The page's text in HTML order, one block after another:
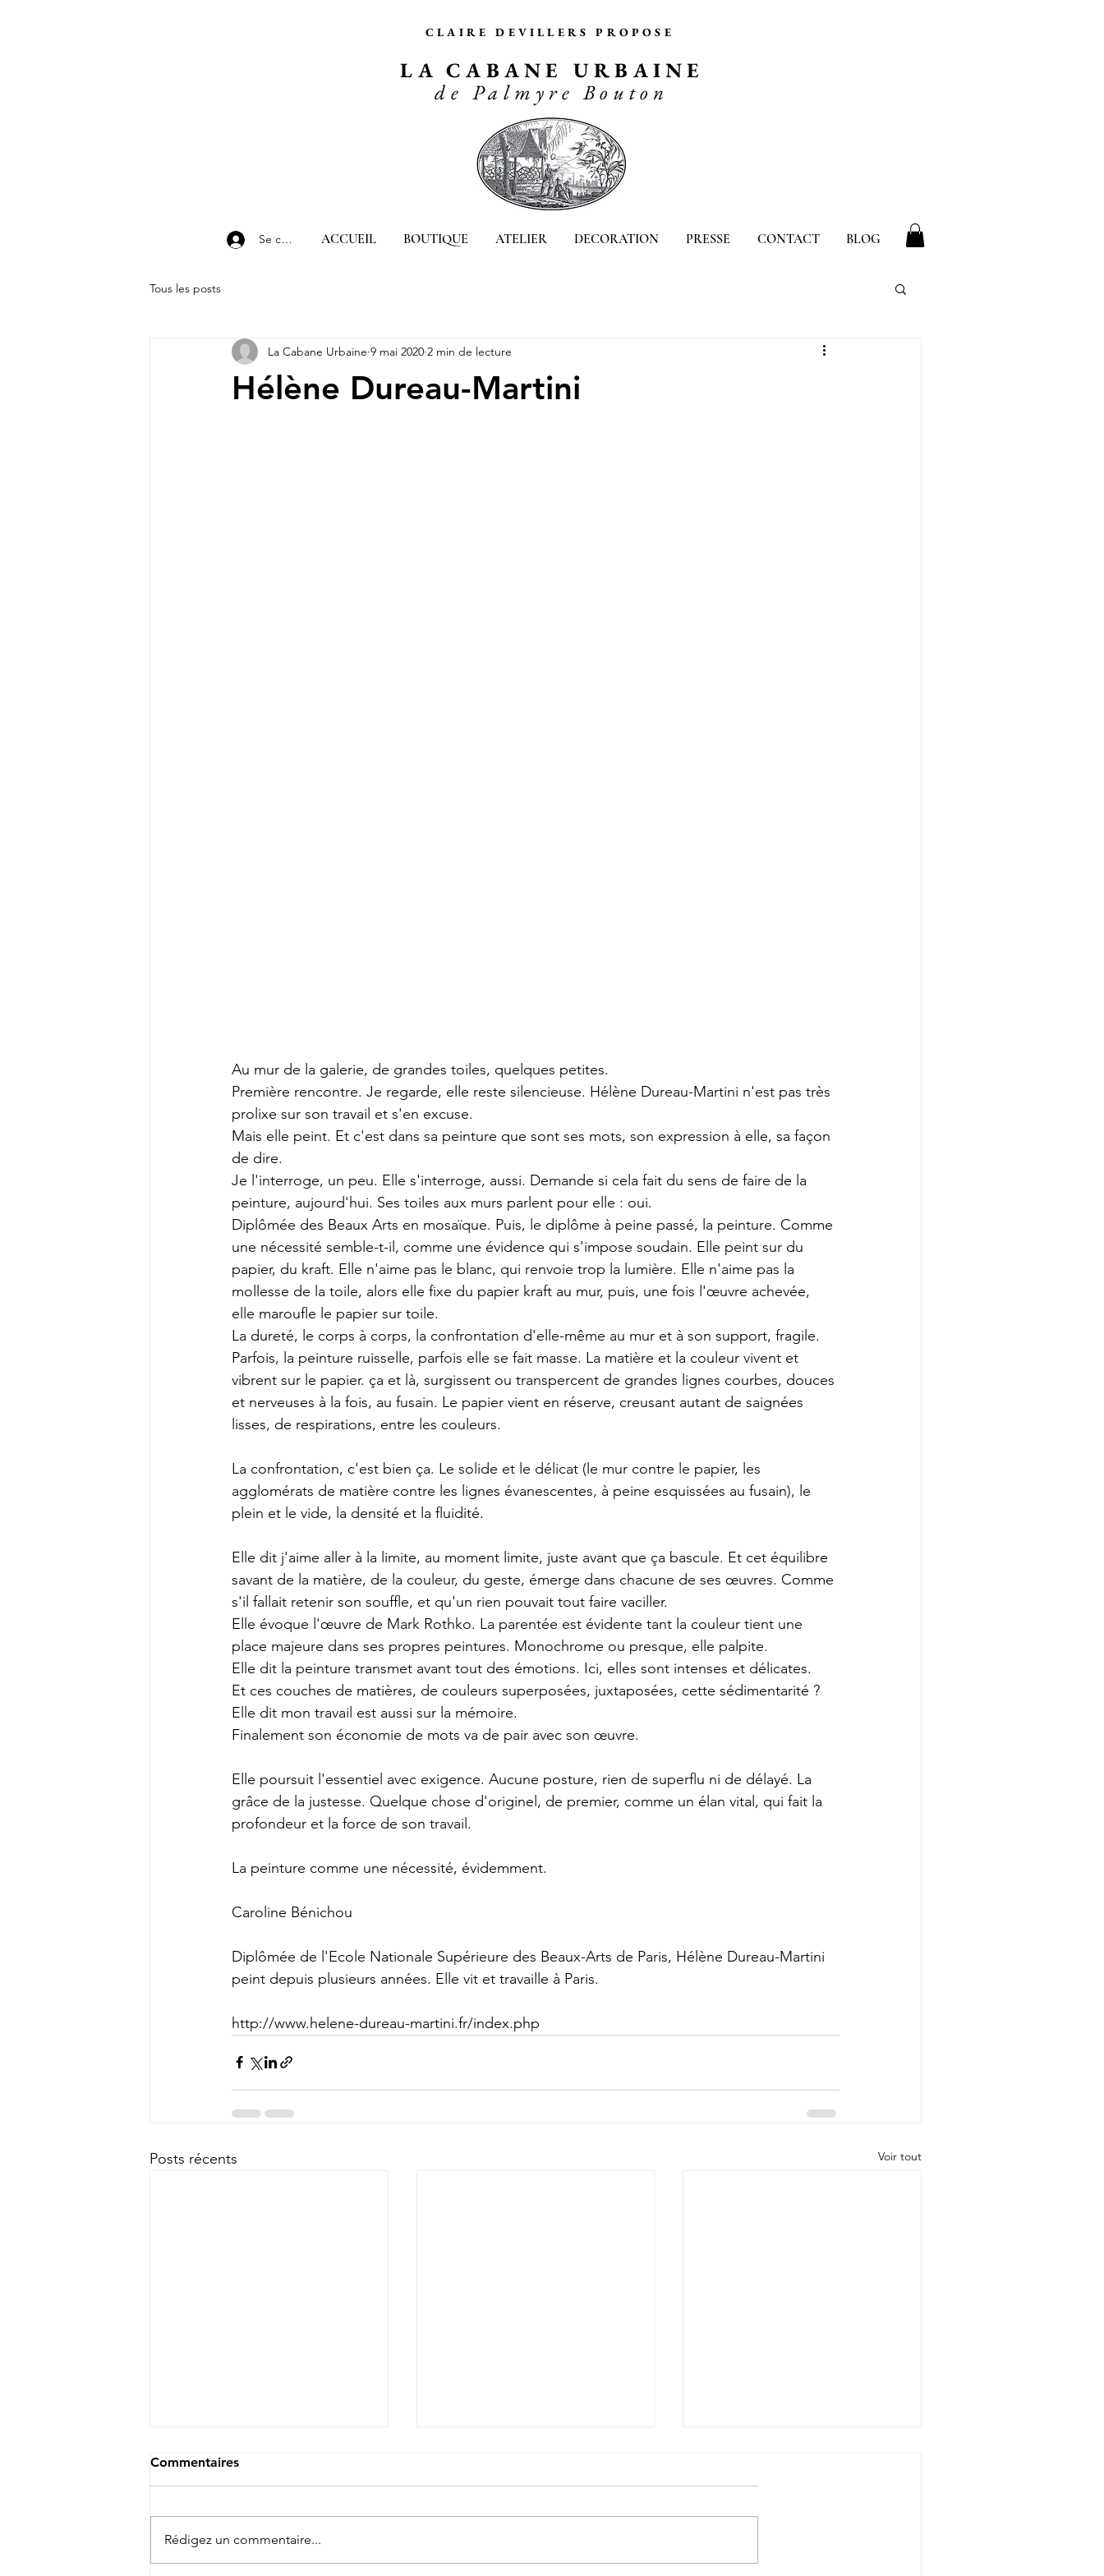
CLAIRE DEVILLERS PROPOSE
LA CABANE URBAINE
de Palmyre Bouton
Se connecterACCUEIL BOUTIQUE ATELIER DECORATION PRESSE CONTACT BLOG
Tous les posts
Hélène Dureau-Martini
La Cabane Urbaine 9 mai 2020 2 min de lecture
Au mur de la galerie, de grandes toiles, quelques petites.
Première rencontre. Je regarde, elle reste silencieuse. Hélène Dureau-Martini n'est pas très
prolixe sur son travail et s'en excuse.
Mais elle peint. Et c'est dans sa peinture que sont ses mots, son expression à elle, sa façon
de dire.
Je l'interroge, un peu. Elle s'interroge, aussi. Demande si cela fait du sens de faire de la
peinture, aujourd'hui. Ses toiles aux murs parlent pour elle : oui.
Diplômée des Beaux Arts en mosaïque. Puis, le diplôme à peine passé, la peinture. Comme
une nécessité semble-t-il, comme une évidence qui s'impose soudain. Elle peint sur du
papier, du kraft. Elle n'aime pas le blanc, qui renvoie trop la lumière. Elle n'aime pas la
mollesse de la toile, alors elle fixe du papier kraft au mur, puis, une fois l'œuvre achevée,
elle maroufle le papier sur toile.
La dureté, le corps à corps, la confrontation d'elle-même au mur et à son support, fragile.
Parfois, la peinture ruisselle, parfois elle se fait masse. La matière et la couleur vivent et
vibrent sur le papier. ça et là, surgissent ou transpercent de grandes lignes courbes, douces
et nerveuses à la fois, au fusain. Le papier vient en réserve, creusant autant de saignées
lisses, de respirations, entre les couleurs.
La confrontation, c'est bien ça. Le solide et le délicat (le mur contre le papier, les
agglomérats de matière contre les lignes évanescentes, à peine esquissées au fusain), le
plein et le vide, la densité et la fluidité.
Elle dit j'aime aller à la limite, au moment limite, juste avant que ça bascule. Et cet équilibre
savant de la matière, de la couleur, du geste, émerge dans chacune de ses œuvres. Comme
s'il fallait retenir son souffle, et qu'un rien pouvait tout faire vaciller.
Elle évoque l'œuvre de Mark Rothko. La parentée est évidente tant la couleur tient une
place majeure dans ses propres peintures. Monochrome ou presque, elle palpite.
Elle dit la peinture transmet avant tout des émotions. Ici, elles sont intenses et délicates.
Et ces couches de matières, de couleurs superposées, juxtaposées, cette sédimentarité ?
Elle dit mon travail est aussi sur la mémoire.
Finalement son économie de mots va de pair avec son œuvre.
Elle poursuit l'essentiel avec exigence. Aucune posture, rien de superflu ni de délayé. La
grâce de la justesse. Quelque chose d'originel, de premier, comme un élan vital, qui fait la
profondeur et la force de son travail.
La peinture comme une nécessité, évidemment.
Caroline Bénichou
Diplômée de l'Ecole Nationale Supérieure des Beaux-Arts de Paris, Hélène Dureau-Martini
peint depuis plusieurs années. Elle vit et travaille à Paris.
http://www.helene-dureau-martini.fr/index.php
Posts récents Voir tout
Commentaires
Rédigez un commentaire...